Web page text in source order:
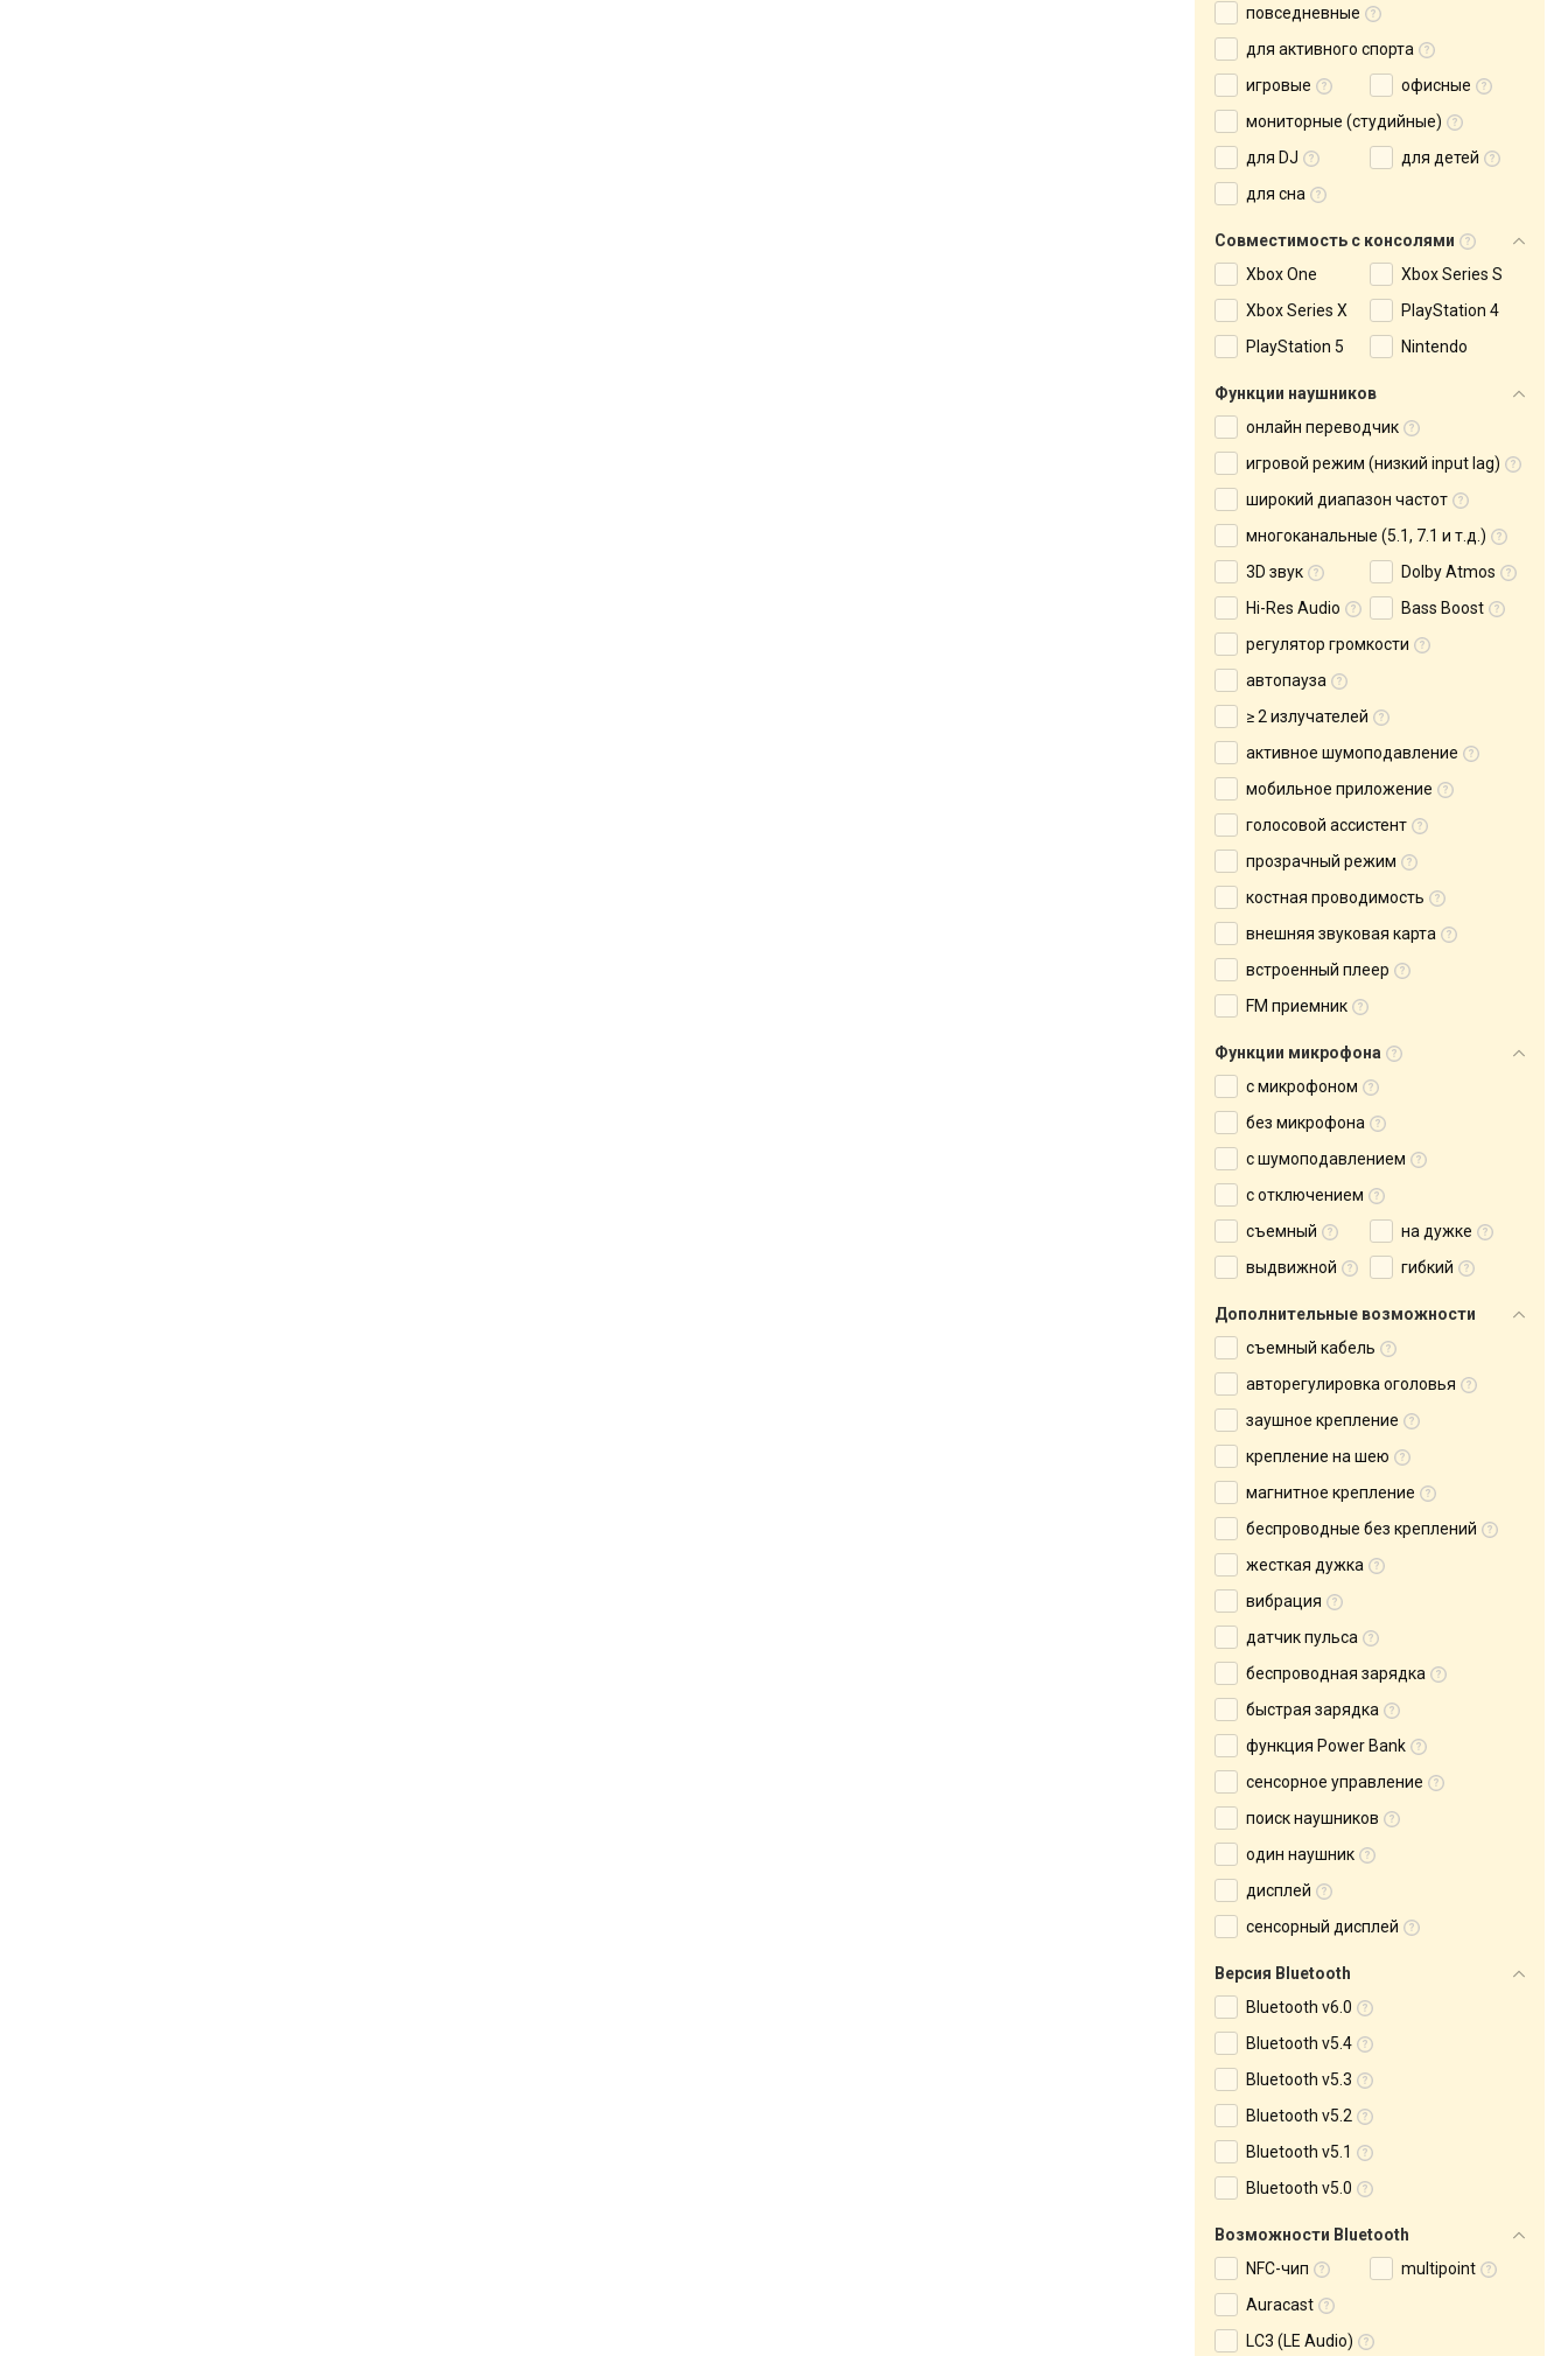
повседневные
для активного спорта
игровые
офисные
мониторные (студийные)
для DJ
для детей
для сна
Совместимость с консолями
Xbox One
Xbox Series S
Xbox Series X
PlayStation 4
PlayStation 5
Nintendo
Функции наушников
онлайн переводчик
игровой режим (низкий input lag)
широкий диапазон частот
многоканальные (5.1, 7.1 и т.д.)
3D звук
Dolby Atmos
Hi-Res Audio
Bass Boost
регулятор громкости
автопауза
≥ 2 излучателей
активное шумоподавление
мобильное приложение
голосовой ассистент
прозрачный режим
костная проводимость
внешняя звуковая карта
встроенный плеер
FM приемник
Функции микрофона
с микрофоном
без микрофона
с шумоподавлением
с отключением
съемный
на дужке
выдвижной
гибкий
Дополнительные возможности
съемный кабель
авторегулировка оголовья
заушное крепление
крепление на шею
магнитное крепление
беспроводные без креплений
жесткая дужка
вибрация
датчик пульса
беспроводная зарядка
быстрая зарядка
функция Power Bank
сенсорное управление
поиск наушников
один наушник
дисплей
сенсорный дисплей
Версия Bluetooth
Bluetooth v6.0
Bluetooth v5.4
Bluetooth v5.3
Bluetooth v5.2
Bluetooth v5.1
Bluetooth v5.0
Возможности Bluetooth
NFC-чип
multipoint
Auracast
LC3 (LE Audio)